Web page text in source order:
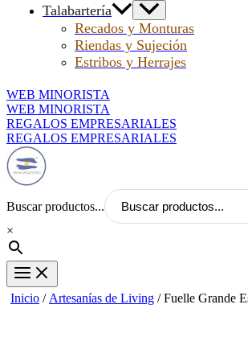
Talabartería
Recados y Monturas
Riendas y Sujeción
Estribos y Herrajes
WEB MINORISTA
WEB MINORISTA
REGALOS EMPRESARIALES
REGALOS EMPRESARIALES
Buscar productos...
×
Inicio / Artesanías de Living / Fuelle Grande